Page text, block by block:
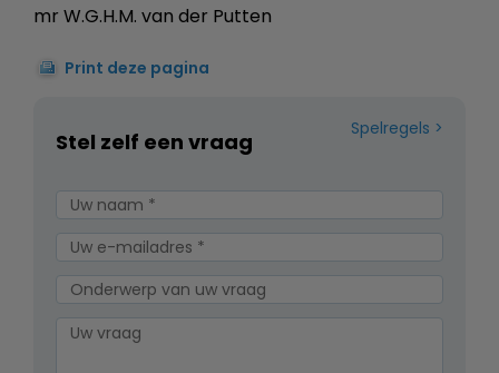
mr W.G.H.M. van der Putten
Print deze pagina
Spelregels
Stel zelf een vraag